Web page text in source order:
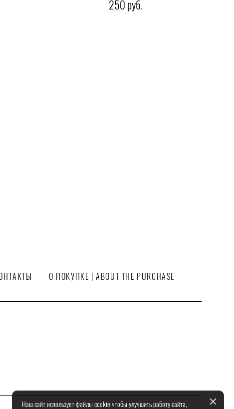
250 pуб.
О ПОКУПКЕ | ABOUT THE PURCHASE
Наш сайт использует файлы cookie чтобы улучшить работу сайта,